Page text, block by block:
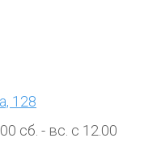
128
сб. - вс. с 12.00